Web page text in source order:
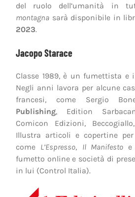
del ruolo dell’umanità in
montagna sarà disponibile in
2023.
Jacopo Starace
Classe 1989, è un fumettista e
Negli anni lavora per alcune
francesi, come Sergio
Publishing, Edition
Comicon Edizioni,
Illustra articoli e copertine
come L’Espresso, Il Manifesto
fumetto online e società di
in lui (Control Italia).